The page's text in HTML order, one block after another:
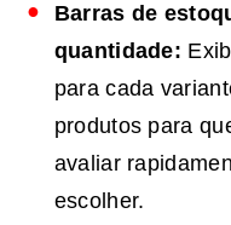
Barras de
quantidade:
para cada
produtos para
avaliar
escolher.